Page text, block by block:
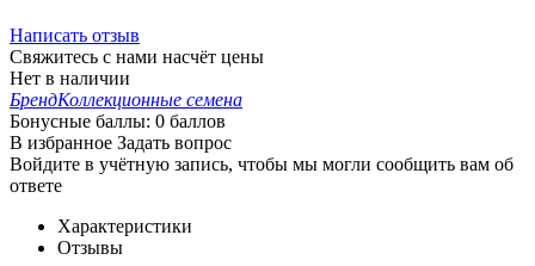
Написать отзыв
Свяжитесь с нами насчёт цены
Нет в наличии
БрендКоллекционные семена
Бонусные баллы: 0 баллов
В избранное Задать вопрос
Войдите в учётную запись, чтобы мы могли сообщить вам об
ответе
Характеристики
Отзывы